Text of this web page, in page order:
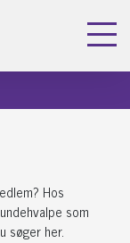
Hos
som
søger her.